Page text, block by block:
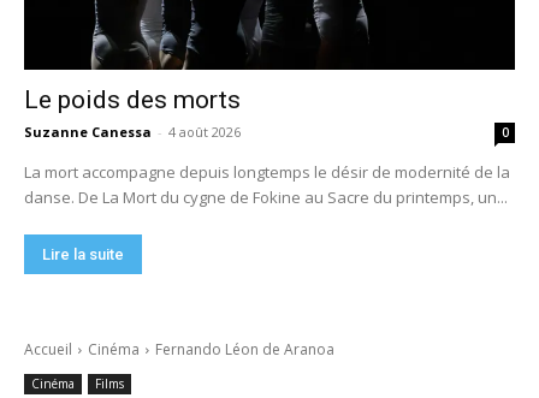
Le poids des morts
Suzanne Canessa - 4 août 2026 0
La mort accompagne depuis longtemps le désir de modernité de la
danse. De La Mort du cygne de Fokine au Sacre du printemps, un...
Lire la suite